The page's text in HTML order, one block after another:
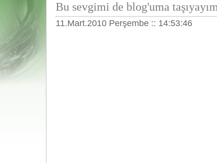
Bu sevgimi de blog'uma
11.Mart.2010 Perşembe :: 14:53:46